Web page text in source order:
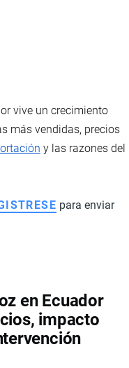
vive un crecimiento
más vendidas, precios
y las razones del
para enviar
en Ecuador
impacto